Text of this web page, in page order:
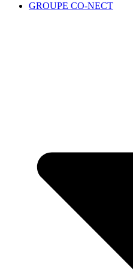
GROUPE CO-NECT